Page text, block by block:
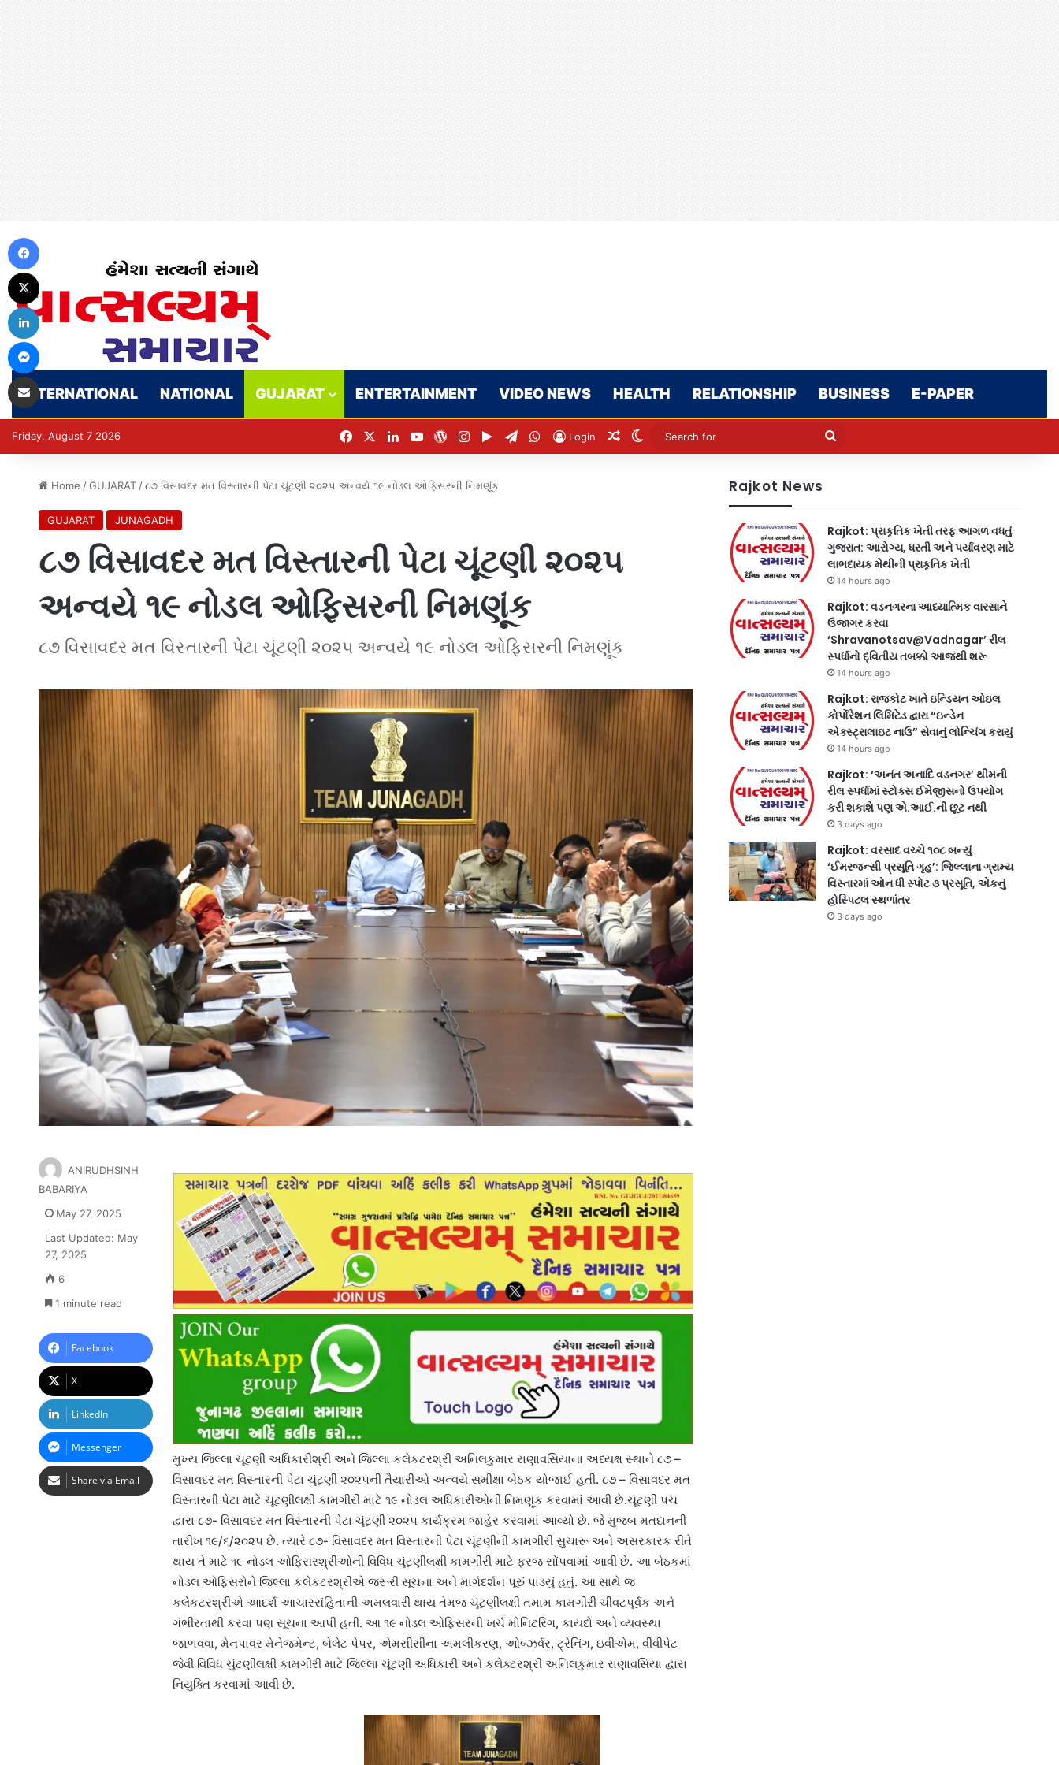
INTERNATIONAL NATIONAL GUJARAT ENTERTAINMENT VIDEO NEWS HEALTH RELATIONSHIP BUSINESS E-PAPER
Friday, August 7 2026 FacebookLinkedInYouTubeWordPress
Instagram
Google Play
Telegram
WhatsApp
Login Random Article
Switch skin
Search
Home / GUJARAT / ૮૭ વિસાવદર મત વિસ્તારની પેટા ચૂંટણી ૨૦૨૫ અન્વયે ૧૯ નોડલ ઓફિસરની નિમણૂંક
GUJARAT JUNAGADH
૮૭ વિસાવદર મત વિસ્તારની પેટા ચૂંટણી ૨૦૨૫
અન્વયે ૧૯ નોડલ ઓફિસરની નિમણૂંક
૮૭ વિસાવદર મત વિસ્તારની પેટા ચૂંટણી ૨૦૨૫ અન્વયે ૧૯ નોડલ ઓફિસરની નિમણૂંક
મુખ્ય જિલ્લા ચૂંટણી અધિકારીશ્રી અને જિલ્લા કલેકટરશ્રી અનિલકુમાર રાણાવસિયાના અધ્યક્ષ સ્થાને ૮૭ –
વિસાવદર મત વિસ્તારની પેટા ચૂંટણી ૨૦૨૫ની તૈયારીઓ અન્વયે સમીક્ષા બેઠક યોજાઈ હતી. ૮૭ – વિસાવદર મત
વિસ્તારની પેટા માટે ચૂંટણીલક્ષી કામગીરી માટે ૧૯ નોડલ અધિકારીઓની નિમણૂંક કરવામાં આવી છે.ચૂંટણી પંચ
દ્વારા ૮૭- વિસાવદર મત વિસ્તારની પેટા ચૂંટણી ૨૦૨૫ કાર્યક્રમ જાહેર કરવામાં આવ્યો છે. જે મુજબ મતદાનની
તારીખ ૧૯/૬/૨૦૨૫ છે. ત્યારે ૮૭- વિસાવદર મત વિસ્તારની પેટા ચૂંટણીની કામગીરી સુચારૂ અને અસરકારક રીતે
થાય તે માટે ૧૯ નોડલ ઓફિસરશ્રીઓની વિવિધ ચૂંટણીલક્ષી કામગીરી માટે ફરજ સોંપવામાં આવી છે. આ બેઠકમાં
નોડલ ઓફિસરોને જિલ્લા કલેકટરશ્રીએ જરૂરી સૂચના અને માર્ગદર્શન પૂરું પાડયું હતું. આ સાથે જ
કલેકટરશ્રીએ આદર્શ આચારસંહિતાની અમલવારી થાય તેમજ ચૂંટણીલક્ષી તમામ કામગીરી ચીવટપૂર્વક અને
ગંભીરતાથી કરવા પણ સૂચના આપી હતી. આ ૧૯ નોડલ ઓફિસરની ખર્ચ મોનિટરિંગ, કાયદો અને વ્યવસ્થા
જાળવવા, મેનપાવર મેનેજમેન્ટ, બેલેટ પેપર, એમસીસીના અમલીકરણ, ઓબ્ઝર્વર, ટ્રેનિંગ, ઇવીએમ, વીવીપેટ
જેવી વિવિધ ચુંટણીલક્ષી કામગીરી માટે જિલ્લા ચૂંટણી અધિકારી અને કલેક્ટરશ્રી અનિલકુમાર રાણાવસિયા દ્વારા
નિયુક્તિ કરવામાં આવી છે.
ANIRUDHSINH
BABARIYA
May 27, 2025
Last Updated: May
27, 2025
6
1 minute read
Facebook
X
LinkedIn
Messenger
Share via Email
Rajkot News
Rajkot: પ્રાકૃતિક ખેતી તરફ આગળ વધતું
ગુજરાત: આરોગ્ય, ધરતી અને પર્યાવરણ માટે
લાભદાયક મેથીની પ્રાકૃતિક ખેતી
14 hours ago
Rajkot: વડનગરના આધ્યાત્મિક વારસાને
ઉજાગર કરવા
‘Shravanotsav@Vadnagar’ રીલ
સ્પર્ધાનો દ્વિતીય તબક્કો આજથી શરૂ
14 hours ago
Rajkot: રાજકોટ ખાતે ઇન્ડિયન ઓઇલ
કોર્પોરેશન લિમિટેડ દ્વારા “ઇન્ડેન
એક્સ્ટ્રાલાઇટ નાઉ” સેવાનું લોન્ચિંગ કરાયું
14 hours ago
Rajkot: ‘અનંત અનાદિ વડનગર’ થીમની
રીલ સ્પર્ધામાં સ્ટોક્સ ઈમેજીસનો ઉપયોગ
કરી શકાશે પણ એ.આઈ.ની છૂટ નથી
3 days ago
Rajkot: વરસાદ વચ્ચે ૧૦૮ બન્યું
‘ઈમરજન્સી પ્રસૂતિ ગૃહ’: જિલ્લાના ગ્રામ્ય
વિસ્તારમાં ઓન ધી સ્પોટ ૩ પ્રસૂતિ, એકનું
હોસ્પિટલ સ્થળાંતર
3 days ago
LinkedIn